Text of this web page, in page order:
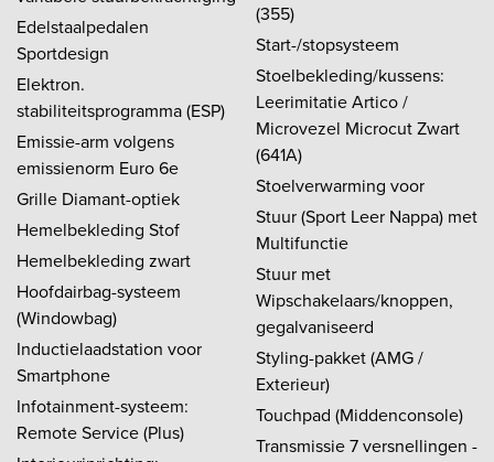
Edelstaalpedalen
Sportdesign
Elektron.
stabiliteitsprogramma (ESP)
Emissie-arm volgens
emissienorm Euro 6e
Grille Diamant-optiek
Hemelbekleding Stof
Hemelbekleding zwart
Hoofdairbag-systeem
(Windowbag)
Inductielaadstation voor
Smartphone
Infotainment-systeem:
Remote Service (Plus)
(355)
Start-/stopsysteem
Stoelbekleding/kussens:
Leerimitatie Artico /
Microvezel Microcut Zwart
(641A)
Stoelverwarming voor
Stuur (Sport Leer Nappa) met
Multifunctie
Stuur met
Wipschakelaars/knoppen,
gegalvaniseerd
Styling-pakket (AMG /
Exterieur)
Touchpad (Middenconsole)
Transmissie 7 versnellingen -